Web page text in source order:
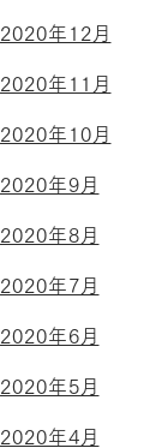
2020年12月
2020年11月
2020年10月
2020年9月
2020年8月
2020年7月
2020年6月
2020年5月
2020年4月